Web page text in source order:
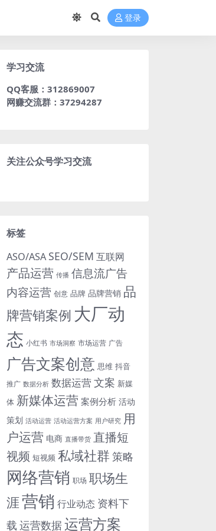
登录
学习交流
QQ客服：312869007
网赚交流群：37294287
关注公众号学习交流
标签
ASO/ASA SEO/SEM 互联网
产品运营 传播 信息流广告
内容运营 创意 品牌 品牌营销 品
牌营销案例 大厂动
态 小红书 市场洞察 市场运营 广告
广告文案创意 思维 抖音
推广 数据分析 数据运营文案 新媒
体 新媒体运营 案例分析 活动
策划 活动运营 活动运营方案 用户研究 用
户运营 电商 直播带货 直播短
视频 短视频 私域社群 策略
网络营销 职场 职场生
涯营销 行业动态 资料下
载 运营数据运营方案